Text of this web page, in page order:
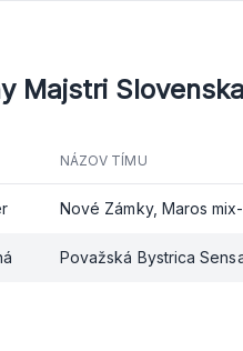
Majstri
NÁZOV TÍMU
Nové Zámky, Maros
Považská Bystrica